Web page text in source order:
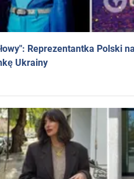
Reprezentantka Polski
Ukrainy